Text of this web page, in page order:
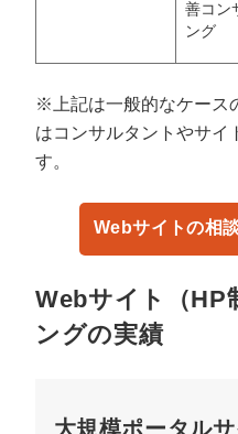
善コン
ング
※上記は一般的なケース
はコンサルタントやサイ
す。
Webサイトの相
Webサイト（HP
ングの実績
大規模ポータル